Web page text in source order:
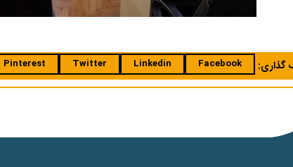
گذاری: Facebook
Linkedin
Twitter
Pinterest